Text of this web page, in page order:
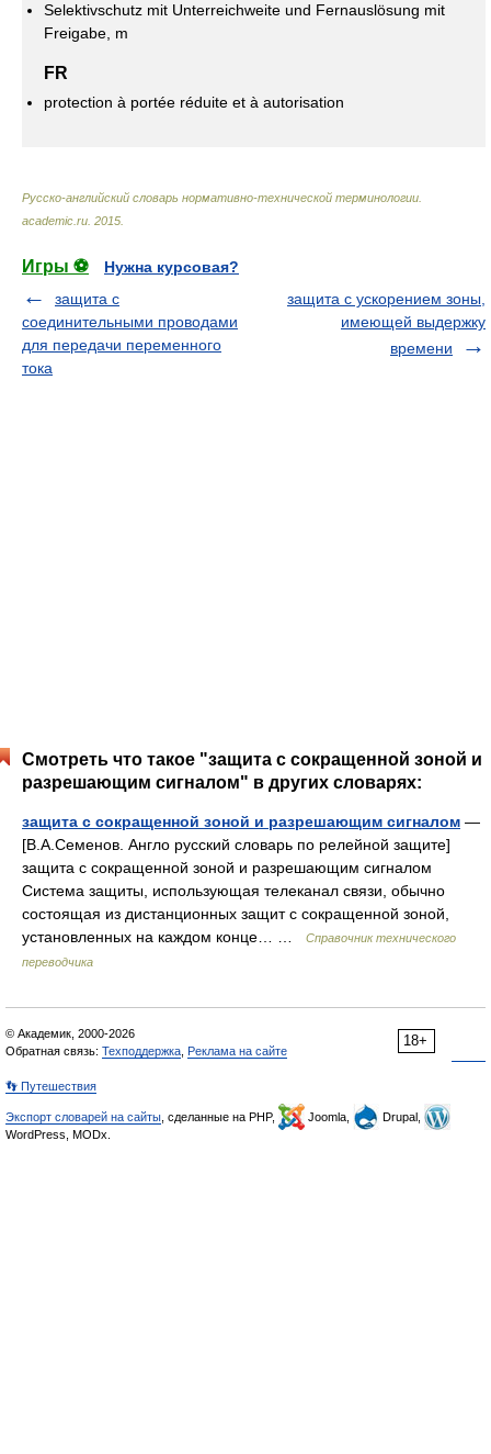
Selektivschutz mit Unterreichweite und Fernauslösung mit
Freigabe, m
FR
protection à portée réduite et à autorisation
Русско-английский словарь нормативно-технической терминологии
academic.ru 2015
Игры ⚽
Нужна курсовая?
защита с
соединительными проводами
для передачи переменного
тока
защита с ускорением зоны,
имеющей выдержку
времени
Смотреть что такое "защита с сокращенной зоной и
разрешающим сигналом" в других словарях:
защита с сокращенной зоной и разрешающим сигналом —
[В.А.Семенов. Англо русский словарь по релейной защите]
защита с сокращенной зоной и разрешающим сигналом
Система защиты, использующая телеканал связи, обычно
состоящая из дистанционных защит с сокращенной зоной,
установленных на каждом конце… …
Справочник технического
переводчика
18+
© Академик, 2000-2026
Обратная связь: Техподдержка Реклама на сайте
👣 Путешествия
Экспорт словарей на сайты , сделанные на PHP, Joomla,
Drupal,
WordPress, MODx.